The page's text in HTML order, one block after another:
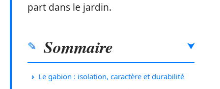
part dans le jardin.
Sommaire
Le gabion : isolation, caractère et durabilité